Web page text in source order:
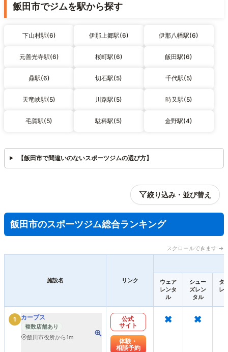
飯田市でジムを駅から探す
下山村駅(6) 伊那上郷駅(6) 伊那八幡駅(6)
元善光寺駅(6) 桜町駅(6) 飯田駅(6)
鼎駅(6) 切石駅(5) 千代駅(5)
天竜峡駅(5) 川路駅(5) 時又駅(5)
毛賀駅(5) 駄科駅(5) 金野駅(4)
【飯田市で間違いのないスポーツジムの選び方】
絞り込み・並び替え
飯田市のスポーツジム総合ランキング
スクロールできます →
施設名 リンク
ウェア
レンタ
ル
シュー
ズレン
タル
タ
レ
1 カーブス
複数店舗あり
飯田市役所から1m
公式
サイト
体験・
相談予約
× ×